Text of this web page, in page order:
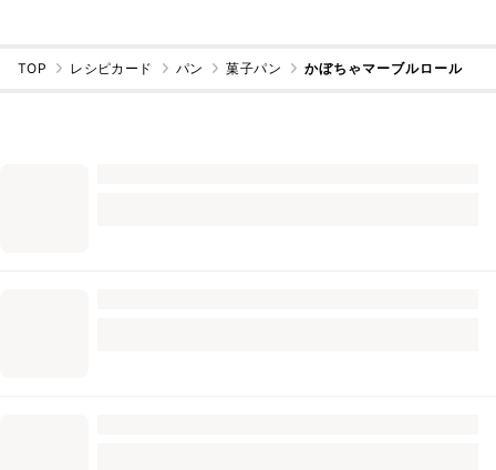
TOP レシピカード パン 菓子パン かぼちゃマーブルロール